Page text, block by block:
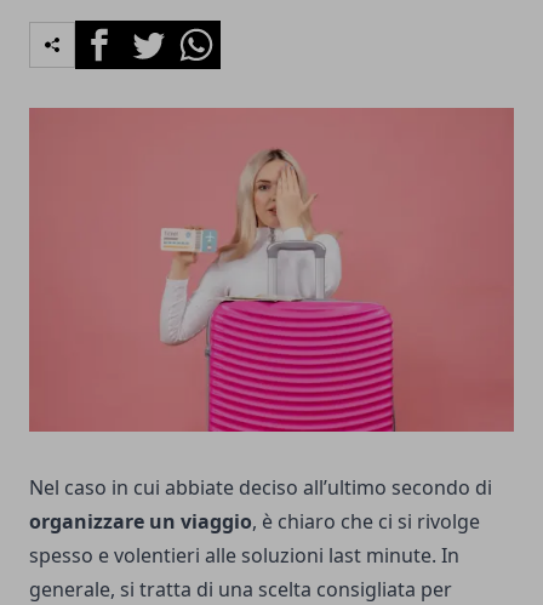
FacebookTwitterWhatsapp
Nel caso in cui abbiate deciso all’ultimo secondo di
organizzare un viaggio, è chiaro che ci si rivolge
spesso e volentieri alle soluzioni last minute. In
generale, si tratta di una scelta consigliata per